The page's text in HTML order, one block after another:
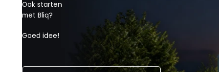
Ook starten
met Bliq?
Goed idee!